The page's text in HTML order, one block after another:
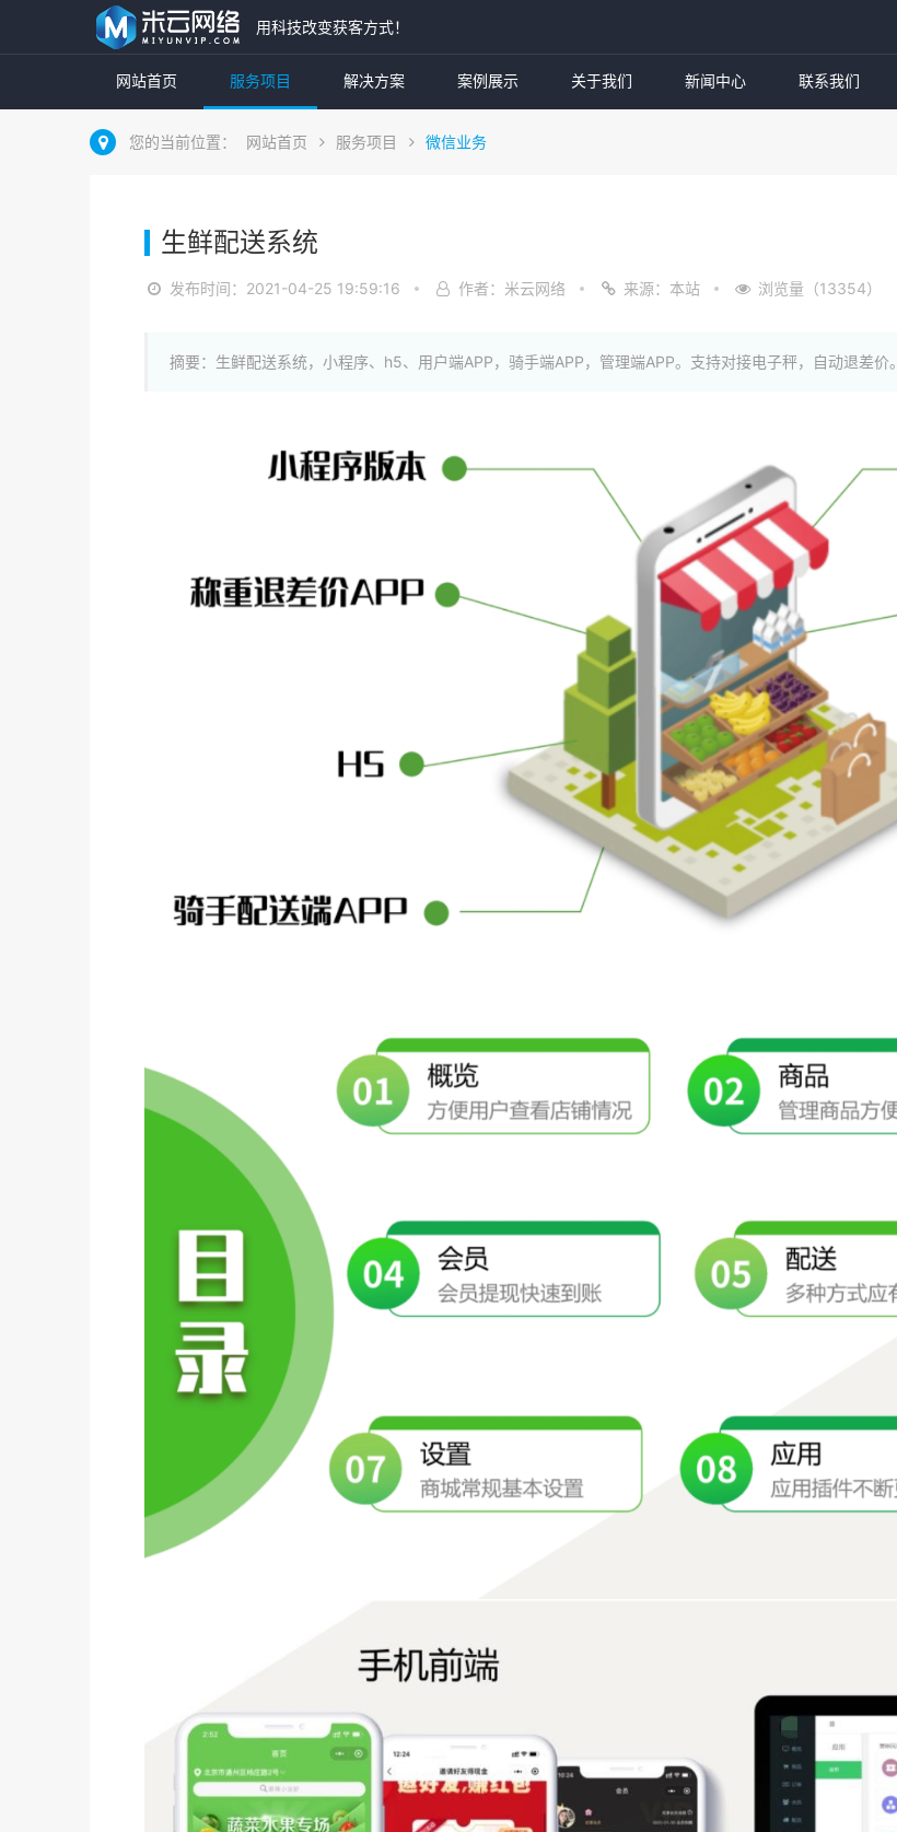
用科技改变获客方式！
网站首页 服务项目 解决方案 案例展示 关于我们 新闻中心 联系我们
您的当前位置： 网站首页 服务项目 微信业务
生鲜配送系统
发布时间：2021-04-25 19:59:16 作者：米云网络 来源：本站 浏览量（13354）
摘要：生鲜配送系统，小程序、h5、用户端APP，骑手端APP，管理端APP。支持对接电子秤，自动退差价。